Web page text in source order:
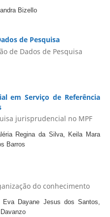
Bizello
de Pesquisa
de Dados de Pesquisa
em Serviço de Referência
jurisprudencial no MPF
Regina da Silva, Keila Mara
Barros
do conhecimento
Dayane Jesus dos Santos,